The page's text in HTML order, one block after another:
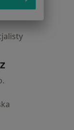
Strona główna